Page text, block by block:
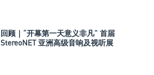
回顾｜“开幕第一天意义非凡” 首届
StereoNET 亚洲高级音响及视听展